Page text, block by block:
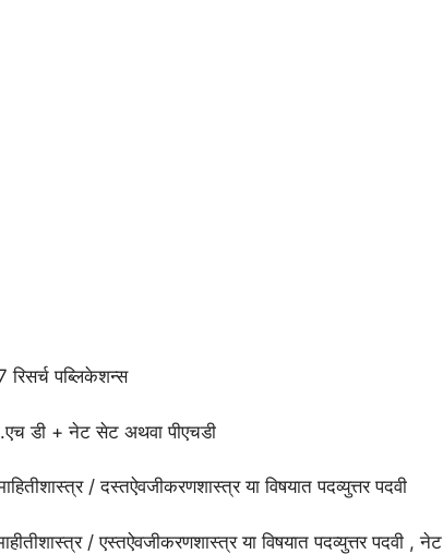
पब्लिकेशन्स
डी + नेट सेट अथवा पीएचडी
/ दस्तऐवजीकरणशास्त्र या विषयात पदव्युत्तर पदवी
/ एस्तऐवजीकरणशास्त्र या विषयात पदव्युत्तर पदवी , नेट